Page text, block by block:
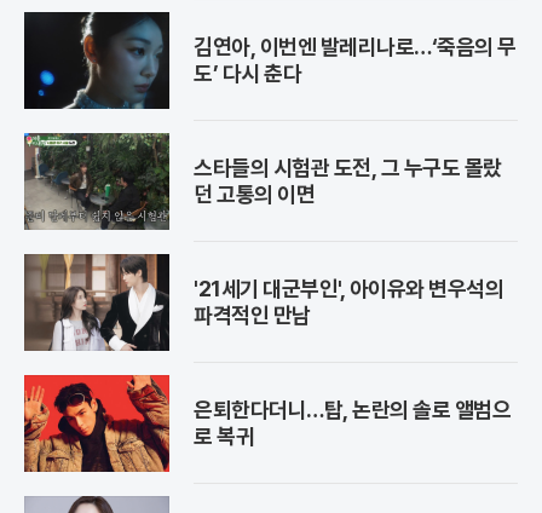
김연아, 이번엔 발레리나로…‘죽음의 무
도’ 다시 춘다
스타들의 시험관 도전, 그 누구도 몰랐
던 고통의 이면
'21세기 대군부인', 아이유와 변우석의
파격적인 만남
은퇴한다더니…탑, 논란의 솔로 앨범으
로 복귀